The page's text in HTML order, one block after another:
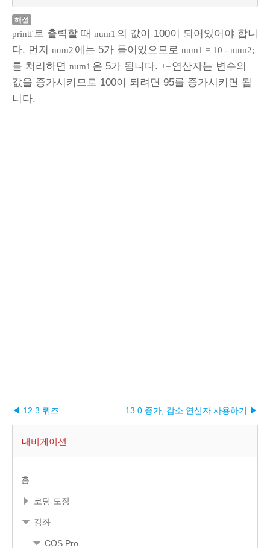
해설
printf로 출력할 때 num1 의 값이 100이 되어있어야 합니
다. 먼저 num2 에는 5가 들어있으므로 num1 = 10 - num2;
를 처리하면 num1 은 5가 됩니다. +=연산자는 변수의
값을 증가시키므로 100이 되려면 95를 증가시키면 됩
니다.
◀ 12.3 퀴즈 13.0 증가, 감소 연산자 사용하기 ▶︎
내비게이션
홈
코딩 도장
강좌
COS Pro